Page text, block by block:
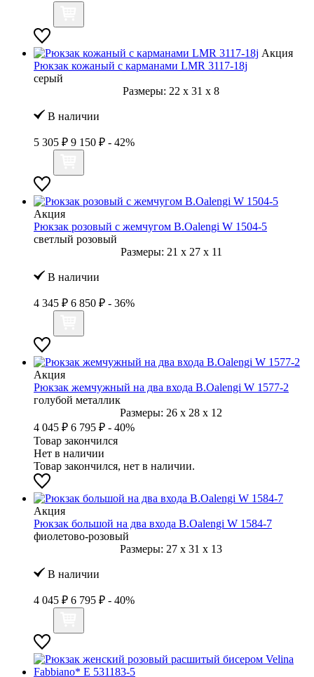
Акция
Рюкзак кожаный с карманами LMR 3117-18j
серый
Размеры: 22 x 31 x 8
В наличии
5 305 ₽ 9 150 ₽ - 42%
Акция
Рюкзак розовый с жемчугом B.Oalengi W 1504-5
светлый розовый
Размеры: 21 x 27 x 11
В наличии
4 345 ₽ 6 850 ₽ - 36%
Акция
Рюкзак жемчужный на два входа B.Oalengi W 1577-2
голубой металлик
Размеры: 26 x 28 x 12
4 045 ₽ 6 795 ₽ - 40%
Товар закончился
Нет в наличии
Товар закончился, нет в наличии.
Акция
Рюкзак большой на два входа B.Oalengi W 1584-7
фиолетово-розовый
Размеры: 27 x 31 x 13
В наличии
4 045 ₽ 6 795 ₽ - 40%